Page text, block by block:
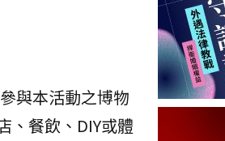
與本活動之博物
、餐飲、DIY或體